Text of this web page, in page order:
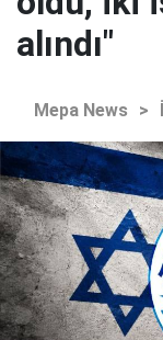
alındı"
Mepa News >